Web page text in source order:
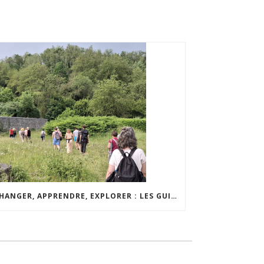
ÉCHANGER, APPRENDRE, EXPLORER : LES GUIDES AMBASSADEURS DES TERRILS RÉUNIS À CHARLEROI